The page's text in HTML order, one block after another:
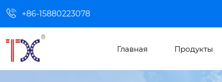
 +86-15880223078
Главная Продукты